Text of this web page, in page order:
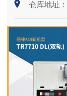
仓库地址